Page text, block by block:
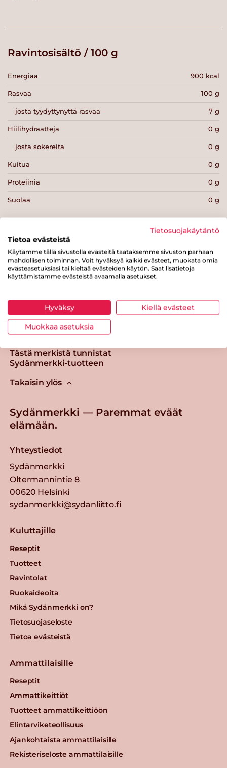
Ravintosisältö / 100 g
Energiaa 900 kcal
Rasvaa 100 g
josta tyydyttynyttä rasvaa 7 g
Hiilihydraatteja 0 g
josta sokereita 0 g
Kuitua 0 g
Proteiinia 0 g
Suolaa 0 g
Tulosta sivu Jaa tuote
Tästä merkistä tunnistat
Sydänmerkki-tuotteen
Takaisin ylös
Sydänmerkki — Paremmat eväät
elämään.
Yhteystiedot
Sydänmerkki
Oltermannintie 8
00620 Helsinki
sydanmerkki@sydanliitto.fi
Kuluttajille
Reseptit
Tuotteet
Ravintolat
Ruokaideoita
Mikä Sydänmerkki on?
Tietosuojaseloste
Tietoa evästeistä
Ammattilaisille
Reseptit
Ammattikeittiöt
Tuotteet ammattikeittiöön
Elintarviketeollisuus
Ajankohtaista ammattilaisille
Rekisteriseloste ammattilaisille
Tietosuojakäytäntö
Tietoa evästeistä
Käytämme tällä sivustolla evästeitä taataksemme sivuston parhaan
mahdollisen toiminnan. Voit hyväksyä kaikki evästeet, muokata omia
evästeasetuksiasi tai kieltää evästeiden käytön. Saat lisätietoja
käyttämistämme evästeistä avaamalla asetukset.
Hyväksy Kiellä evästeet
Muokkaa asetuksia